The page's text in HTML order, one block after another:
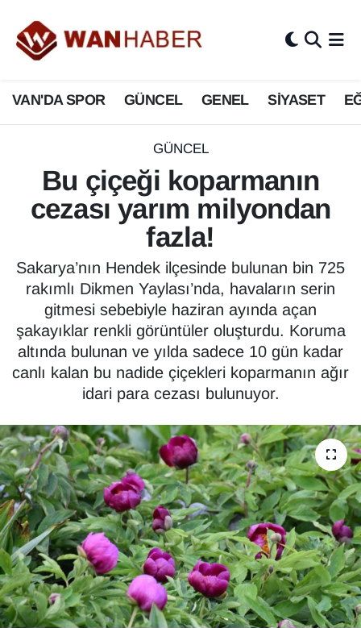
VAN'DA SPOR GÜNCEL GENEL SİYASET
GÜNCEL
Bu çiçeği koparmanın
cezası yarım milyondan
fazla!
Sakarya’nın Hendek ilçesinde bulunan bin 725
rakımlı Dikmen Yaylası’nda, havaların serin
gitmesi sebebiyle haziran ayında açan
şakayıklar renkli görüntüler oluşturdu. Koruma
altında bulunan ve yılda sadece 10 gün kadar
canlı kalan bu nadide çiçekleri koparmanın ağır
idari para cezası bulunuyor.
3.SAYFA
ASAYİŞ
BİLİM VE TEKNOLOJİ
Biyografi
Bölge Haberleri
ÇEVRE
Deprem
Dernekler, Odalar
DÜNYA
EĞİTİM
EKONOMİ
Eleman
Emlak
Van Nöbetçi Eczaneler
Van Hava Durumu
Van Namaz Vakitleri
Van Trafik Yoğunluk Haritası
Süper Lig Puan Durumu ve Fikstür
Tüm Manşetler
Son Dakika Haberleri
Haber Arşivi